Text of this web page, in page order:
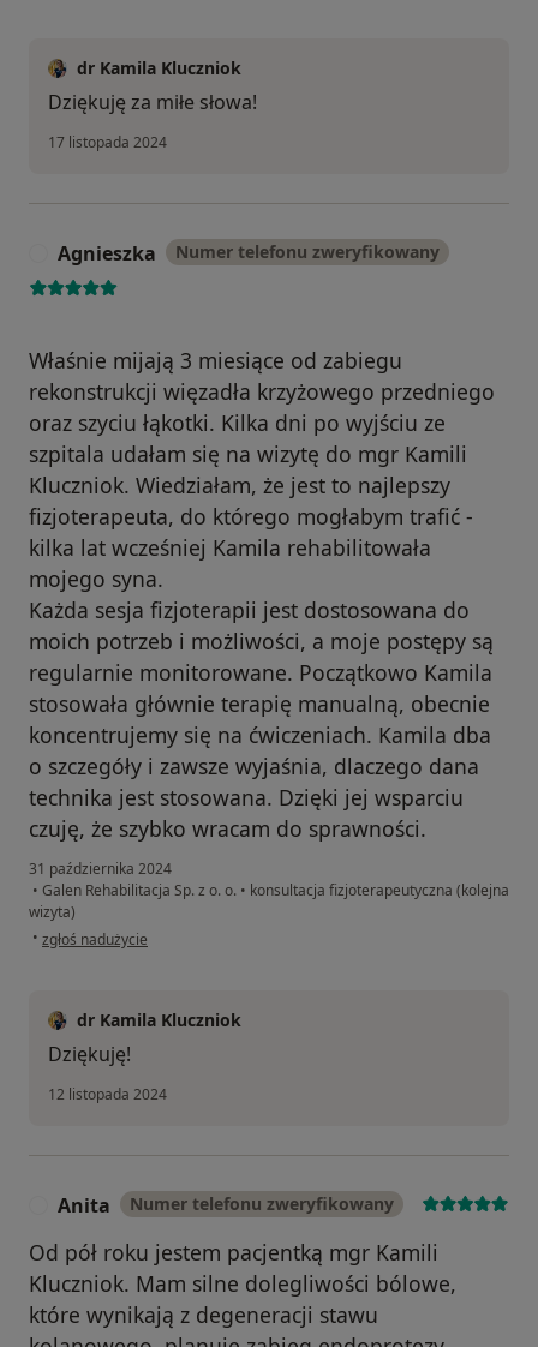
dr Kamila Kluczniok
Dziękuję za miłe słowa!
17 listopada 2024
Agnieszka Numer telefonu zweryfikowany
Właśnie mijają 3 miesiące od zabiegu
rekonstrukcji więzadła krzyżowego przedniego
oraz szyciu łąkotki. Kilka dni po wyjściu ze
szpitala udałam się na wizytę do mgr Kamili
Kluczniok. Wiedziałam, że jest to najlepszy
fizjoterapeuta, do którego mogłabym trafić -
kilka lat wcześniej Kamila rehabilitowała
mojego syna.
Każda sesja fizjoterapii jest dostosowana do
moich potrzeb i możliwości, a moje postępy są
regularnie monitorowane. Początkowo Kamila
stosowała głównie terapię manualną, obecnie
koncentrujemy się na ćwiczeniach. Kamila dba
o szczegóły i zawsze wyjaśnia, dlaczego dana
technika jest stosowana. Dzięki jej wsparciu
czuję, że szybko wracam do sprawności.
31 października 2024
• Galen Rehabilitacja Sp. z o. o. • konsultacja fizjoterapeutyczna (kolejna
wizyta)
• w opinii użytkownika Agnieszka
zgłoś nadużycie
dr Kamila Kluczniok
Dziękuję!
12 listopada 2024
Anita Numer telefonu zweryfikowany
Od pół roku jestem pacjentką mgr Kamili
Kluczniok. Mam silne dolegliwości bólowe,
które wynikają z degeneracji stawu